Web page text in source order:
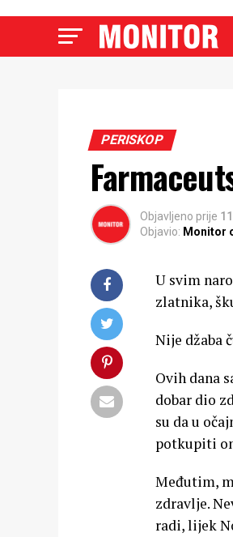
PERISKOP
Objavljeno prije
Objavio: Monitor
U svim
zlatnika,
Nije džaba
Ovih dana
dobar dio
su da u
potkupiti
Međutim,
zdravlje.
radi, lijek